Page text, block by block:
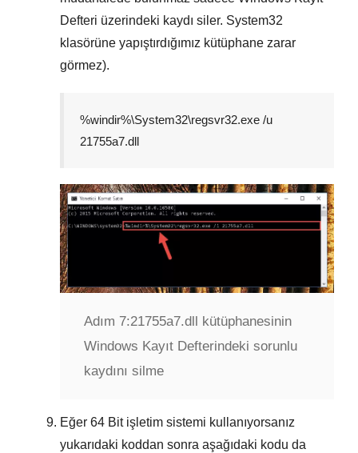
Defteri üzerindeki kaydı siler. System32
klasörüne yapıştırdığımız kütüphane zarar
görmez).
%windir%\System32\regsvr32.exe /u
21755a7.dll
Adım 7:21755a7.dll kütüphanesinin
Windows Kayıt Defterindeki sorunlu
kaydını silme
Eğer 64 Bitişletim sistemi kullanıyorsanız
yukarıdaki koddan sonra aşağıdaki kodu da